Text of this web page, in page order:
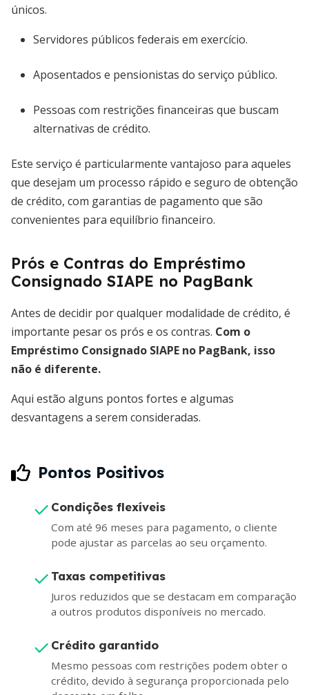
únicos.
Servidores públicos federais em exercício.
Aposentados e pensionistas do serviço público.
Pessoas com restrições financeiras que buscam
alternativas de crédito.
Este serviço é particularmente vantajoso para aqueles
que desejam um processo rápido e seguro de obtenção
de crédito, com garantias de pagamento que são
convenientes para equilíbrio financeiro.
Prós e Contras do Empréstimo
Consignado SIAPE no PagBank
Antes de decidir por qualquer modalidade de crédito, é
importante pesar os prós e os contras. Com o
Empréstimo Consignado SIAPE no PagBank, isso
não é diferente.
Aqui estão alguns pontos fortes e algumas
desvantagens a serem consideradas.
Pontos Positivos
Condições flexíveis
Com até 96 meses para pagamento, o cliente
pode ajustar as parcelas ao seu orçamento.
Taxas competitivas
Juros reduzidos que se destacam em comparação
a outros produtos disponíveis no mercado.
Crédito garantido
Mesmo pessoas com restrições podem obter o
crédito, devido à segurança proporcionada pelo